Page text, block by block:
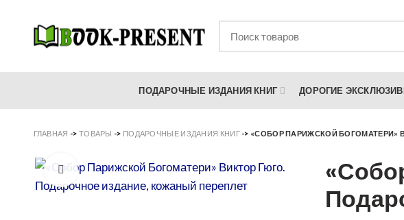
ПОДАРОЧНЫЕ ИЗДАНИЯ КНИГ ДОРОГИЕ
ГЛАВНАЯ -> ТОВАРЫ -> ПОДАРОЧНЫЕ ИЗДАНИЯ КНИГ-> «СОБОР ПАРИЖСКОЙ БОГОМАТЕРИ»
Увеличить